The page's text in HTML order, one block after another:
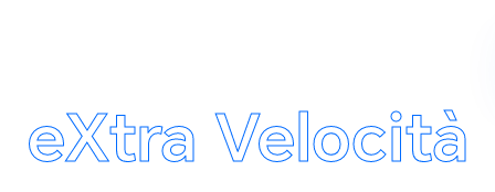
eXtra Velocità